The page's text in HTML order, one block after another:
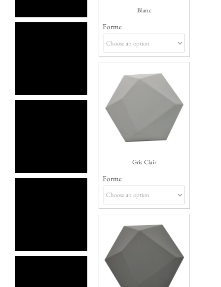
Blanc
Forme
Gris Clair
Forme